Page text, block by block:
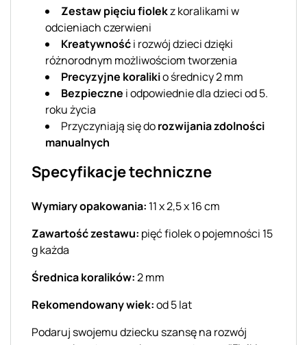
Zestaw pięciu fiolekz koralikami w
odcieniach czerwieni
Kreatywnośći rozwój dzieci dzięki
różnorodnym możliwościom tworzenia
Precyzyjne koralikio średnicy 2 mm
Bezpieczne i odpowiednie dla dzieci od 5.
roku życia
Przyczyniają się dorozwijania zdolności
manualnych
Specyfikacje techniczne
Wymiary opakowania: 11 x 2,5 x 16 cm
Zawartość zestawu: pięć fiolek o pojemności 15
g każda
Średnica koralików:2 mm
Rekomendowany wiek:od 5 lat
Podaruj swojemu dziecku szansę na rozwój